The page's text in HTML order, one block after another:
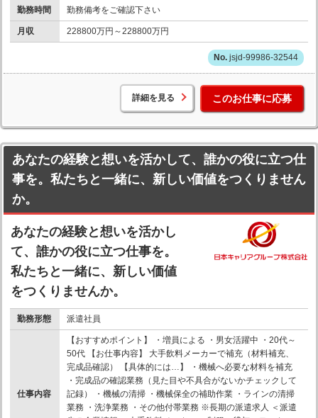
勤務時間 勤務備考をご確認下さい
月収 228800万円～228800万円
jsjd-99986-32544
詳細を見る このお仕事に応募
あなたの経験と想いを活かして、誰かの役に立つ仕
事を。私たちと一緒に、新しい価値をつくりません
か。
あなたの経験と想いを活かし
て、誰かの役に立つ仕事を。
私たちと一緒に、新しい価値
をつくりませんか。
勤務形態 派遣社員
仕事内容
【おすすめポイント】 ・増員による ・男女活躍中 ・20代～
50代 【お仕事内容】 大手飲料メーカーで補充（材料補充、
完成品確認） 【具体的には…】 ・機械へ必要な材料を補充
・完成品の確認業務（見た目や不具合がないかチェックして
記録） ・機械の清掃 ・機械保全の補助作業 ・ラインの清掃
業務 ・洗浄業務 ・その他付帯業務 ※長期の派遣求人 ＜派遣